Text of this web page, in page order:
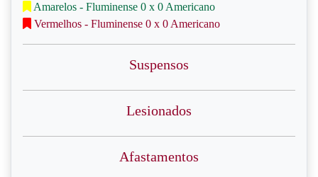
Amarelos - Fluminense 0 x 0 Americano
Vermelhos - Fluminense 0 x 0 Americano
Suspensos
Lesionados
Afastamentos